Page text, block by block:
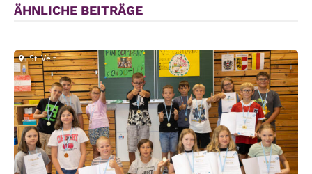
ÄHNLICHE BEITRÄGE
St. Veit